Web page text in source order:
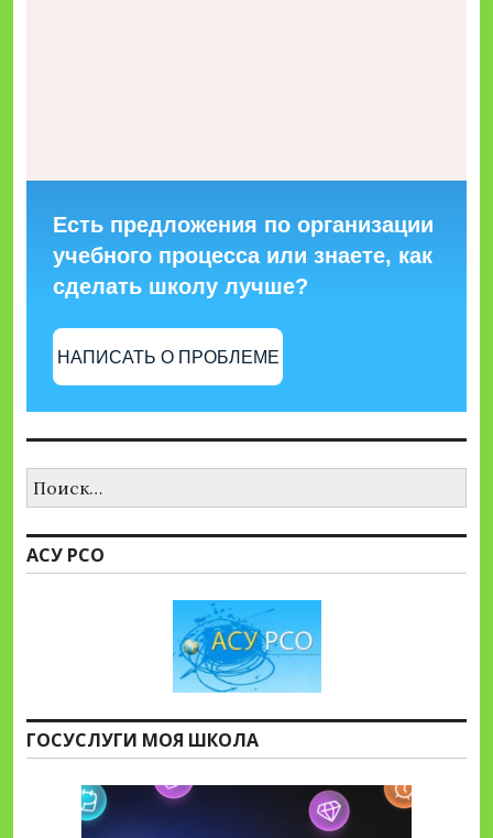
Есть предложения по организации
учебного процесса или знаете, как
сделать школу лучше?
НАПИСАТЬ О ПРОБЛЕМЕ
АСУ РСО
ГОСУСЛУГИ МОЯ ШКОЛА